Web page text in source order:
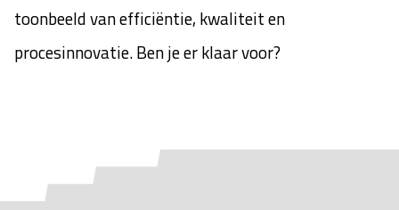
toonbeeld van efficiëntie, kwaliteit en
procesinnovatie. Ben je er klaar voor?